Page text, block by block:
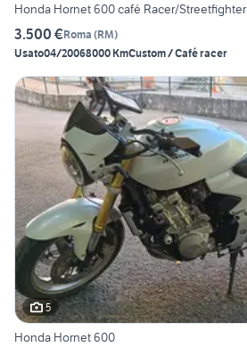
Honda Hornet 600 café Racer/Streetfighter
3.500 €Roma (RM)
Usato04/20068000 KmCustom / Café racer
5
Honda Hornet 600